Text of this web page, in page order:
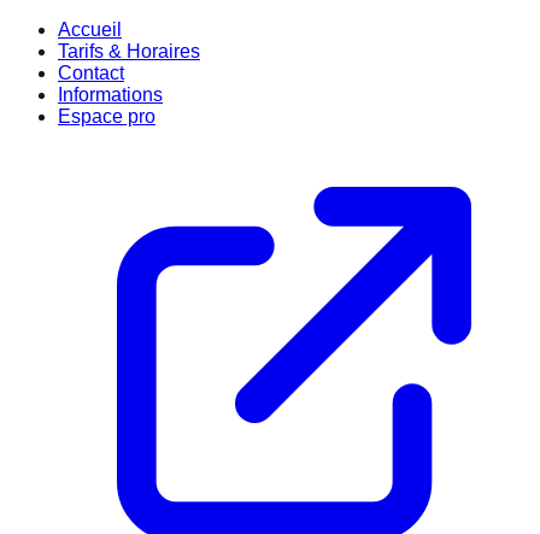
Accueil
Tarifs & Horaires
Contact
Informations
Espace pro